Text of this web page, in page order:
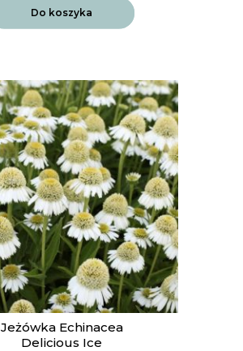
Do koszyka
Jeżówka Echinacea
Delicious Ice